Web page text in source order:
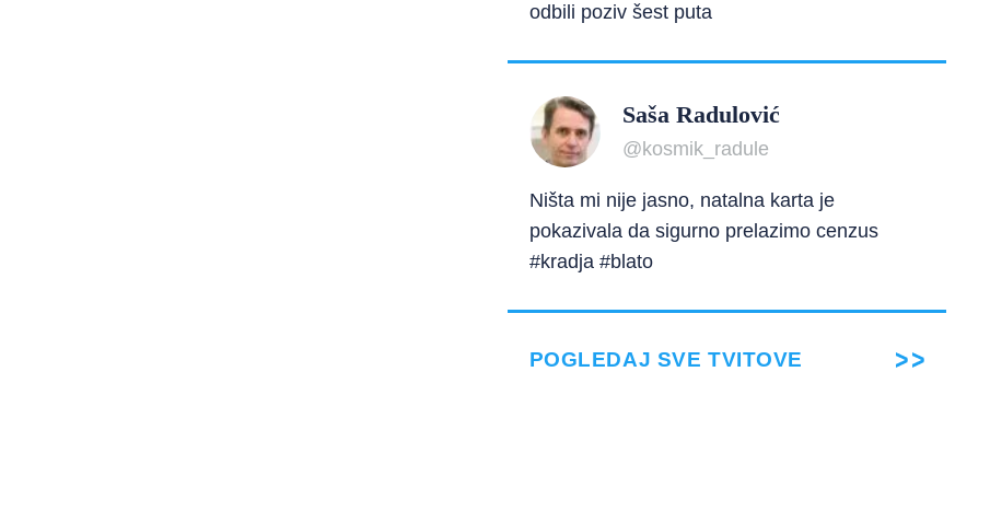
odbili poziv šest puta
Saša Radulović
@kosmik_radule
Ništa mi nije jasno, natalna karta je
pokazivala da sigurno prelazimo cenzus
#kradja #blato
POGLEDAJ SVE TVITOVE